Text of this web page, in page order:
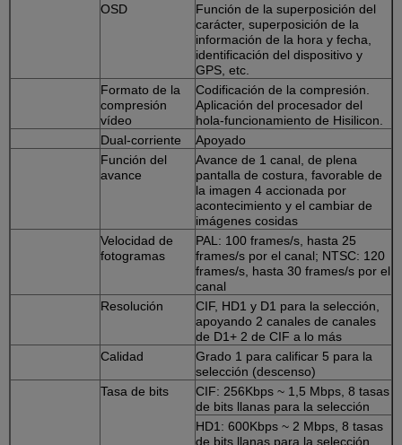
OSD
Función de la superposición del
carácter, superposición de la
información de la hora y fecha,
identificación del dispositivo y
GPS, etc.
Formato de la
compresión
vídeo
Codificación de la compresión.
Aplicación del procesador del
hola-funcionamiento de Hisilicon.
Dual-corriente
Apoyado
Función del
avance
Avance de 1 canal, de plena
pantalla de costura, favorable de
la imagen 4 accionada por
acontecimiento y el cambiar de
imágenes cosidas
Velocidad de
fotogramas
PAL: 100 frames/s, hasta 25
frames/s por el canal; NTSC: 120
frames/s, hasta 30 frames/s por el
canal
Resolución
CIF, HD1 y D1 para la selección,
apoyando 2 canales de canales
de D1+ 2 de CIF a lo más
Calidad
Grado 1 para calificar 5 para la
selección (descenso)
Tasa de bits
CIF: 256Kbps ~ 1,5 Mbps, 8 tasas
de bits llanas para la selección
HD1: 600Kbps ~ 2 Mbps, 8 tasas
de bits llanas para la selección